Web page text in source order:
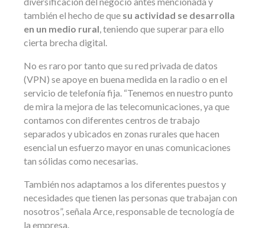
también el hecho de que su actividad se desarrolla
en un medio rural, teniendo que superar para ello
cierta brecha digital.
No es raro por tanto que su red privada de datos
(VPN) se apoye en buena medida en la radio o en el
servicio de telefonía fija. “Tenemos en nuestro punto
de mira la mejora de las telecomunicaciones, ya que
contamos con diferentes centros de trabajo
separados y ubicados en zonas rurales que hacen
esencial un esfuerzo mayor en unas comunicaciones
tan sólidas como necesarias.
También nos adaptamos a los diferentes puestos y
necesidades que tienen las personas que trabajan con
nosotros”, señala Arce, responsable de tecnología de
la empresa.